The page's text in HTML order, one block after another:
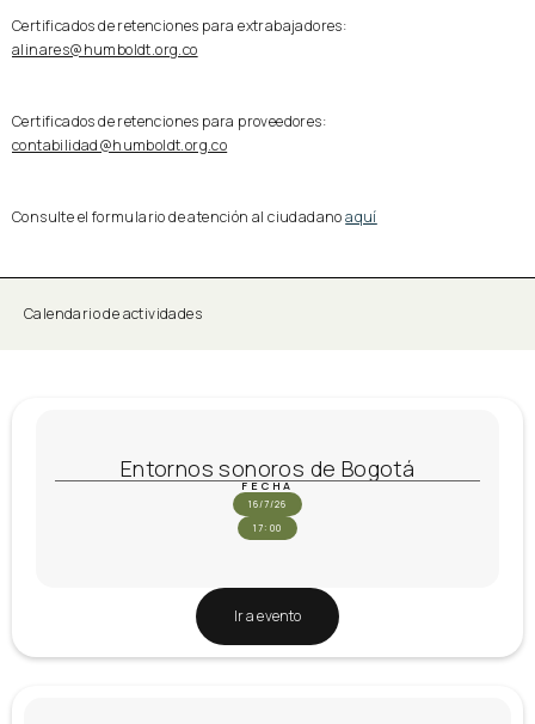
Certificados de retenciones para extrabajadores:
alinares@humboldt.org.co
Certificados de retenciones para proveedores:
contabilidad@humboldt.org.co
Consulte el formulario de atención al ciudadanoaquí
Calendario de actividades
FECHA
16/7/26
17:00
Entornos sonoros de Bogotá
Ir a evento